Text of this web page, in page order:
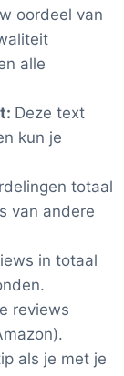
oordeel van
alle
Deze text
kun je
totaal
van andere
in totaal
reviews
als je met je